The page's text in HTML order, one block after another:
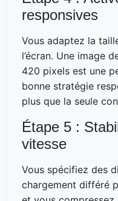
responsives
Vous adaptez la
l’écran. Une image
420 pixels est une
bonne stratégie
plus que la seule
Étape 5 :
vitesse
Vous spécifiez des
chargement différé